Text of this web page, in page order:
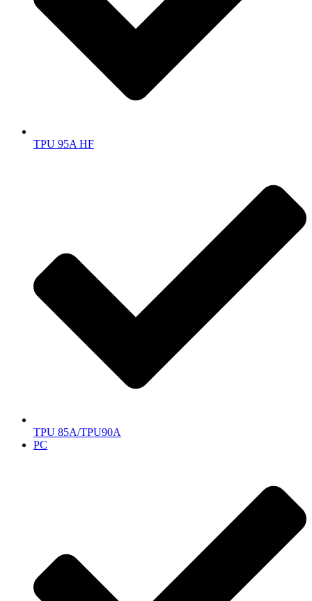
TPU 95A HF
TPU 85A/TPU90A
PC